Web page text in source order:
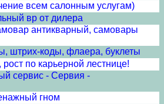
всем салонным услугам)
вр от дилера
антикварный, самовары
штрих-коды, флаера, буклеты
по карьерной лестнице!
сервис - Сервия -
гном